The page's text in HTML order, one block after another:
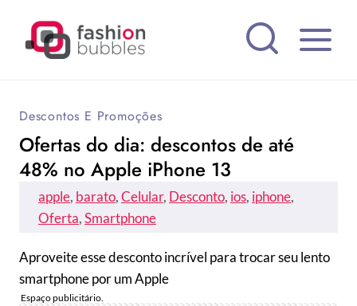
Descontos E Promoções
Ofertas do dia: descontos de até
48% no Apple iPhone 13
apple, barato, Celular, Desconto, ios, iphone
Oferta, Smartphone
Aproveite esse desconto incrível para trocar seu lento
smartphone por um Apple